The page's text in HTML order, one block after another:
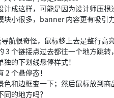
成这样，可能是因为设计师压根
块小很多，banner 内容更有吸引
航很奇怪，鼠标移上去是整行高
3 个链接点过去都往一个地方跳转
的下划线悬停样式！
2 个悬停态！
色和边框变一下；然后鼠标放到商
的地方吗？